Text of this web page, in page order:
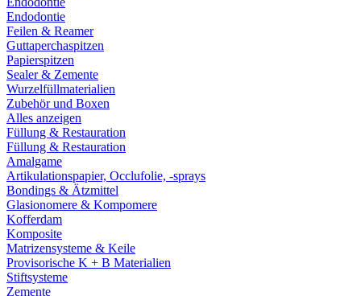
Endodontie
Feilen & Reamer
Guttaperchaspitzen
Papierspitzen
Sealer & Zemente
Wurzelfüllmaterialien
Zubehör und Boxen
Alles anzeigen
Füllung & Restauration
Füllung & Restauration
Amalgame
Artikulationspapier, Occlufolie, -sprays
Bondings & Ätzmittel
Glasionomere & Kompomere
Kofferdam
Komposite
Matrizensysteme & Keile
Provisorische K + B Materialien
Stiftsysteme
Zemente